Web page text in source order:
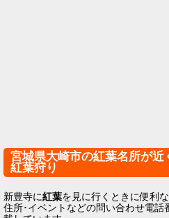
宮城県大崎市の紅葉名所が
紅葉狩り
新豊寺に紅葉を見に行くときに便利な
住所･イベントなどの問い合わせ電話